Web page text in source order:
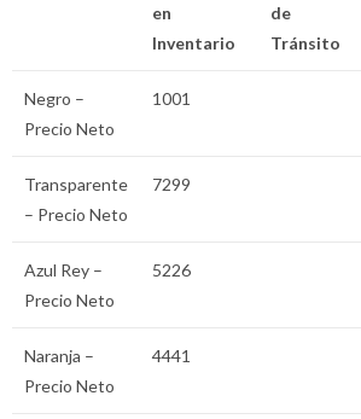
en
Inventario
de
Tránsito
Negro –
Precio Neto
1001
Transparente
– Precio Neto
7299
Azul Rey –
Precio Neto
5226
Naranja –
Precio Neto
4441